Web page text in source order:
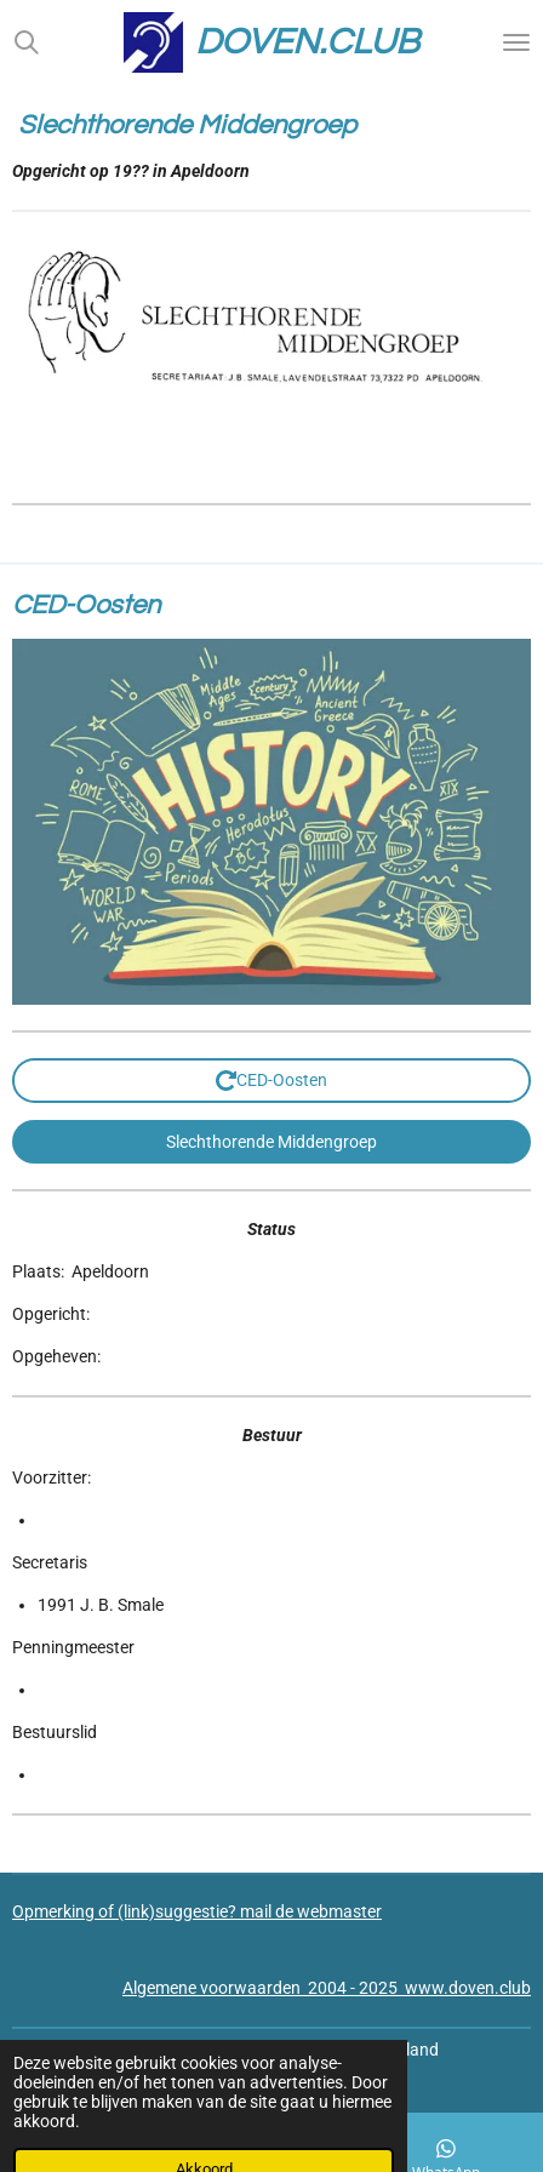
Deze website gebruikt cookies voor analyse-
doeleinden en/of het tonen van advertenties. Door
gebruik te blijven maken van de site gaat u hiermee
akkoord.
direct
hoofdinhoud
DOVEN.CLUB
Slechthorende Middengroep
Opgericht op 19?? in Apeldoorn
CED-Oosten
CED-Oosten
Slechthorende Middengroep
Status
Plaats: Apeldoorn
Opgericht:
Opgeheven:
Bestuur
Voorzitter:
Secretaris
1991 J. B. Smale
Penningmeester
Bestuurslid
Opmerking of (link)suggestie? mail de webmaster
Algemene voorwaarden 2004 - 2025 www.doven.club
© 2022 - 2026 Startpagina van Doven Clubs in Nederland
Powered byJouwWeb